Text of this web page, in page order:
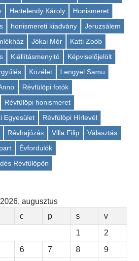
Hertelendy Károly
Honismeret
honismereti kiadvány
Jeruzsálem
Jókai Mór
Katti Zoób
Kiállításmenyitó
Képviselőjelölt
Közélet
Lengyel Samu
Révfülöpi fotók
Révfülöpi honismeret
Egyesület
Révfülöpi Hírlevél
Révhajózás Villa Filip
Választás
Évfordulók
Révfülöpön
2026. augusztus
c p s
v
1
2
6 7 8
9